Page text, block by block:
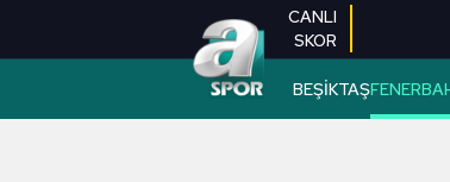
CANLI
SKOR
BEŞİKTAŞ